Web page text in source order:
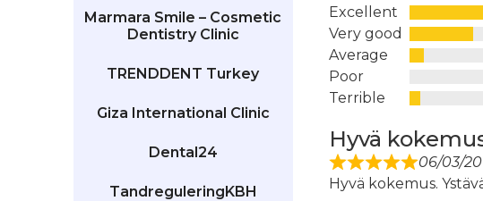
Marmara Smile – Cosmetic
Dentistry Clinic
TRENDDENT Turkey
Giza International Clinic
Dental24
TandreguleringKBH
Excellent
Very good
Average
Poor
Terrible
Hyvä
06/03/
Hyvä kokemus.